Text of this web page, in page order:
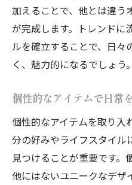
加えることで、他とは違う
が完成します。トレンドに
ルを確立することで、日々
く、魅力的になるでしょう。
個性的なアイテムで日常
個性的なアイテムを取り入
分の好みやライフスタイル
見つけることが重要です。
他にはないユニークなデザ